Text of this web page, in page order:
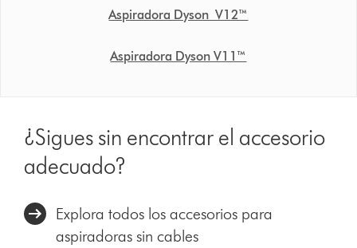
Aspiradora Dyson V12™
Aspiradora Dyson V11™
¿Sigues sin encontrar el accesorio
adecuado?
Explora todos los accesorios para
aspiradoras sin cables